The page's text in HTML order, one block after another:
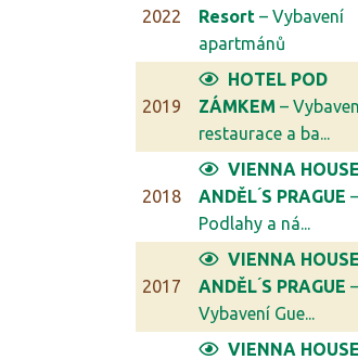
2022
Resort – Vybavení
apartmánů
2019
HOTEL POD
ZÁMKEM –
restaurace a ba...
2018
VIENNA
ANDĚL ́S PRAGUE
Podlahy a ná...
2017
VIENNA
ANDĚL ́S PRAGUE
Vybavení Gue...
VIENNA